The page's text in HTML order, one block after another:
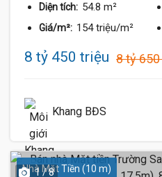
Diện tích: 54.8 m²
Giá/m²: 154 triệu/m²
8 tỷ 450 triệu 8 tỷ
Khang BĐS
Nhà Mặt Tiền (10 m)
1 / 8